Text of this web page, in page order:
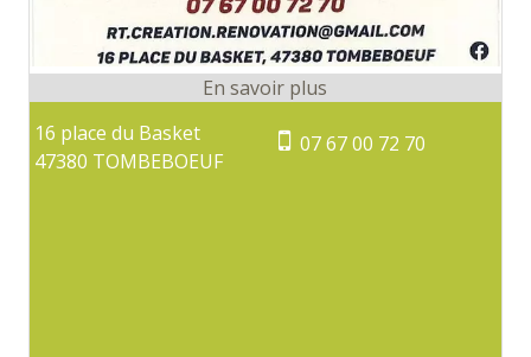
16 place du Basket
47380 TOMBEBOEUF
07 67 00 72 70